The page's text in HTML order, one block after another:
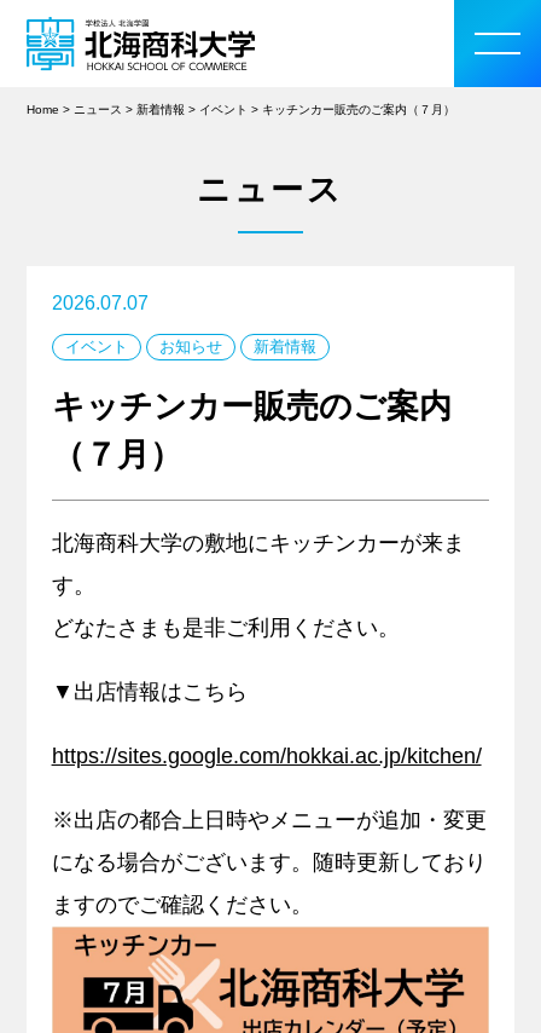
学部・大学院
入学案内
教育・研究活動
学生生活
留学・国際交流
キャリア支援
Home > ニュース >新着情報 > イベント > キッチンカー販売のご案内（７月）
ニュース
2026.07.07
イベント お知らせ 新着情報
キッチンカー販売のご案内
（７月）
北海商科大学の敷地にキッチンカーが来ま
す。
どなたさまも是非ご利用ください。
▼出店情報はこちら
https://sites.google.com/hokkai.ac.jp/kitchen/
※出店の都合上日時やメニューが追加・変更
になる場合がございます。随時更新しており
ますのでご確認ください。